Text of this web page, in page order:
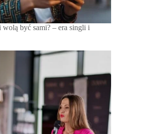
wolą być sami? – era singli i